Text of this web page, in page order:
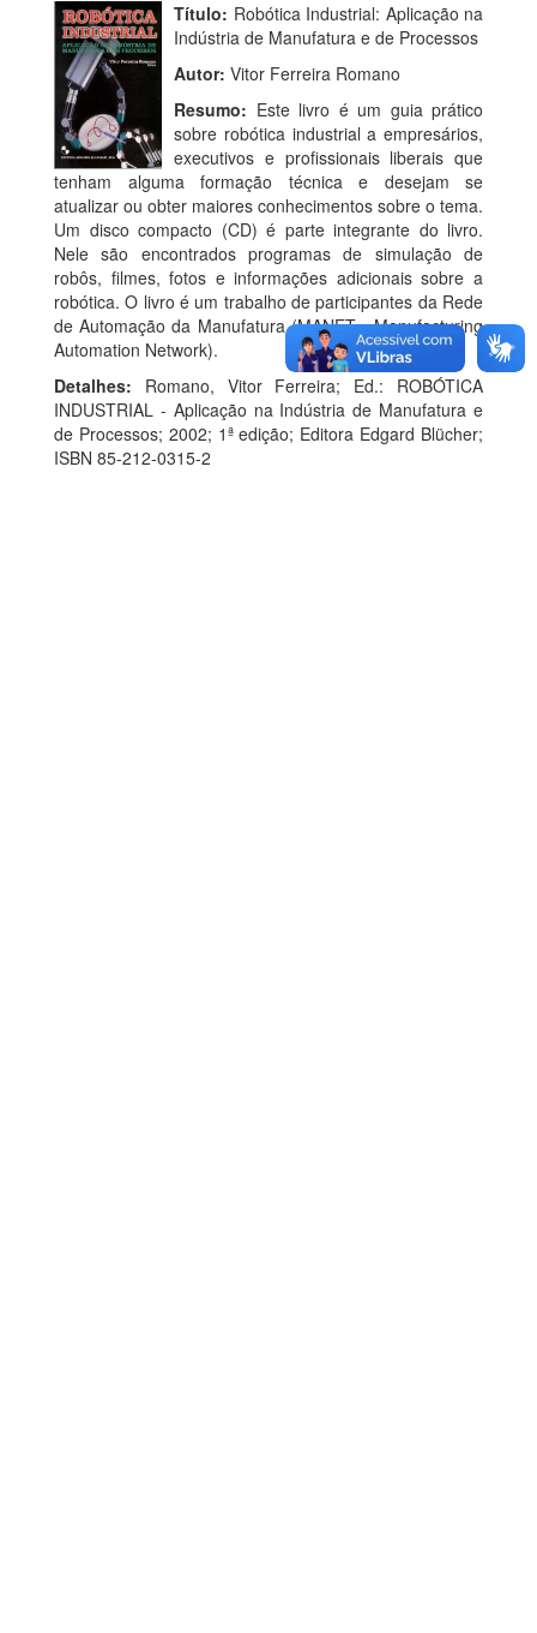
Título: Robótica Industrial: Aplicação na
Indústria de Manufatura e de Processos
Autor: Vitor Ferreira Romano
Resumo: Este livro é um guia prático
sobre robótica industrial a empresários,
executivos e profissionais liberais que
tenham alguma formação técnica e desejam se
atualizar ou obter maiores conhecimentos sobre o tema.
Um disco compacto (CD) é parte integrante do livro.
Nele são encontrados programas de simulação de
robôs, filmes, fotos e informações adicionais sobre a
robótica. O livro é um trabalho de participantes da Rede
de Automação da Manufatura (MANET - Manufacturing
Automation Network).
Detalhes: Romano, Vitor Ferreira; Ed.: ROBÓTICA
INDUSTRIAL - Aplicação na Indústria de Manufatura e
de Processos; 2002; 1ª edição; Editora Edgard Blücher;
ISBN 85-212-0315-2